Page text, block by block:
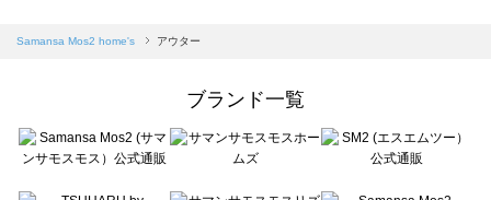
Samansa Mos2 blue（サマンサモスモス ブルー）のアウター一覧
sō4ū（ソウフォーユー）のアウター一覧
Te chichi（テチチ）のアウター一覧
Te chichi CLASSIC（テチチ クラシック）のアウター一覧
Samansa Mos2 home's アウター
ブランド一覧